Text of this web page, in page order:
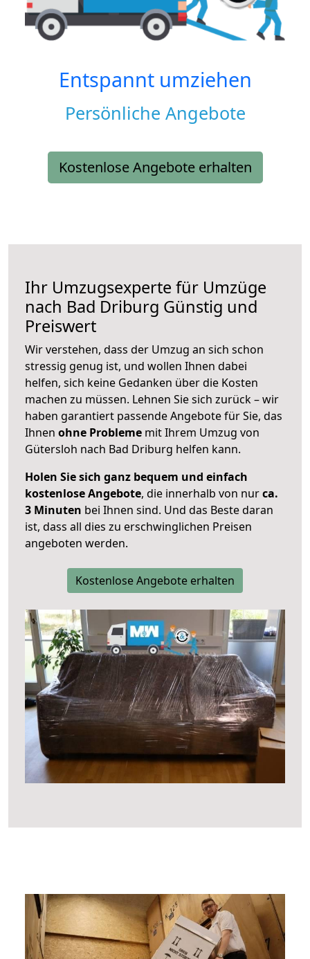
Entspannt umziehen
Persönliche Angebote
Kostenlose Angebote erhalten
Ihr Umzugsexperte für Umzüge
nach Bad Driburg Günstig und
Preiswert
Wir verstehen, dass der Umzug an sich schon
stressig genug ist, und wollen Ihnen dabei
helfen, sich keine Gedanken über die Kosten
machen zu müssen. Lehnen Sie sich zurück – wir
haben garantiert passende Angebote für Sie, das
Ihnen ohne Probleme mit Ihrem Umzug von
Gütersloh nach Bad Driburg helfen kann.
Holen Sie sich ganz bequem und einfach
kostenlose Angebote, die innerhalb von nurca.
3 Minuten bei Ihnen sind. Und das Beste daran
ist, dass all dies zu erschwinglichen Preisen
angeboten werden.
Kostenlose Angebote erhalten